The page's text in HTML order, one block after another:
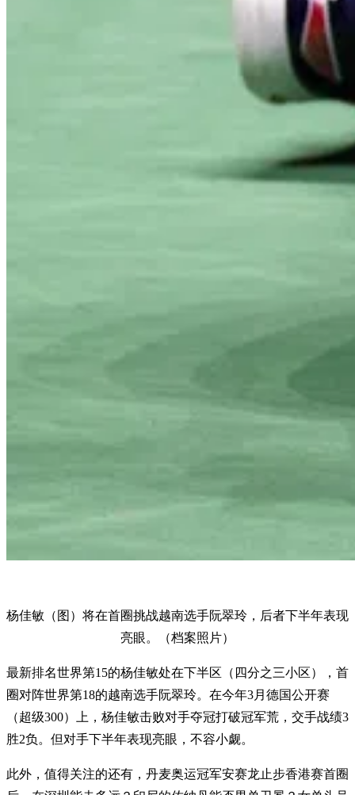
杨佳敏（图）将在首圈挑战越南选手阮翠玲，后者下半年表现
亮眼。（档案照片）
最新排名世界第15的杨佳敏处在下半区（四分之三小区），首
圈对阵世界第18的越南选手阮翠玲。在今年3月德国公开赛
（超级300）上，杨佳敏击败对手夺冠打破冠军荒，交手战绩3
胜2负。但对手下半年表现亮眼，不容小觑。
此外，值得关注的还有，丹麦奥运冠军安赛龙止步香港赛首圈